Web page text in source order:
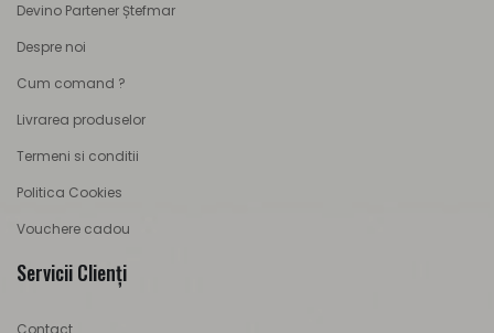
Devino Partener Ștefmar
Despre noi
Cum comand ?
Livrarea produselor
Termeni si conditii
Politica Cookies
Vouchere cadou
Servicii Clienţi